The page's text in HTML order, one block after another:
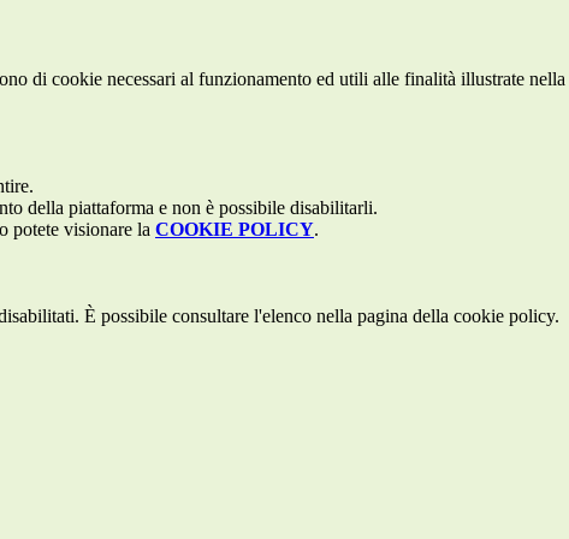
di cookie necessari al funzionamento ed utili alle finalità illustrate nella
della piattaforma e non è possibile disabilitarli.
potete visionare la COOKIE POLICY.
È possibile consultare l'elenco nella pagina della cookie policy.